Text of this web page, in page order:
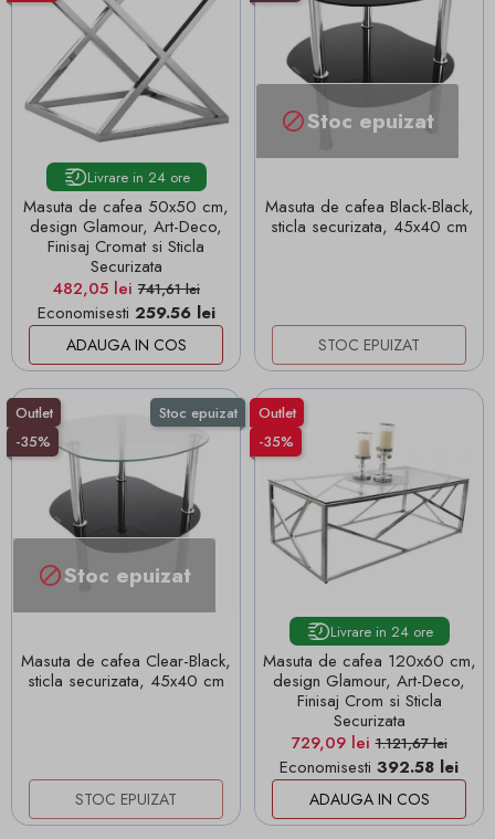
Livrare in 24 ore
Masuta de cafea 50x50 cm,
design Glamour, Art-Deco,
Finisaj Cromat si Sticla
Securizata
Pret
482,05 lei Pret de baza
741,61 lei
Economisesti 259.56 lei
ADAUGA IN COS
Stoc epuizat
Masuta de cafea Black-Black,
sticla securizata, 45x40 cm
STOC EPUIZAT
Stoc epuizat
Outlet
-35%
Stoc epuizat
Masuta de cafea Clear-Black,
sticla securizata, 45x40 cm
STOC EPUIZAT
Outlet
-35%
Livrare in 24 ore
Masuta de cafea 120x60 cm,
design Glamour, Art-Deco,
Finisaj Crom si Sticla
Securizata
Pret
729,09 leiPret de baza
1.121,67 lei
Economisesti 392.58 lei
ADAUGA IN COS